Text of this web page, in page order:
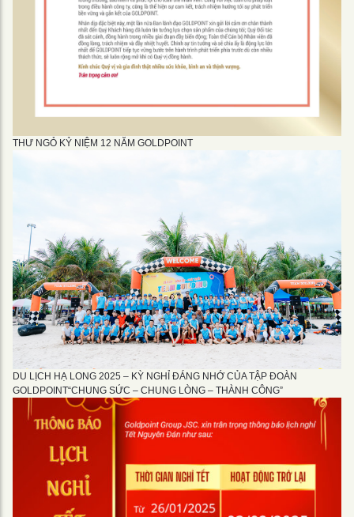
THƯ NGỎ KỶ NIỆM 12 NĂM GOLDPOINT
DU LỊCH HẠ LONG 2025 – KỲ NGHỈ ĐÁNG NHỚ CỦA TẬP ĐOÀN
GOLDPOINT“CHUNG SỨC – CHUNG LÒNG – THÀNH CÔNG”